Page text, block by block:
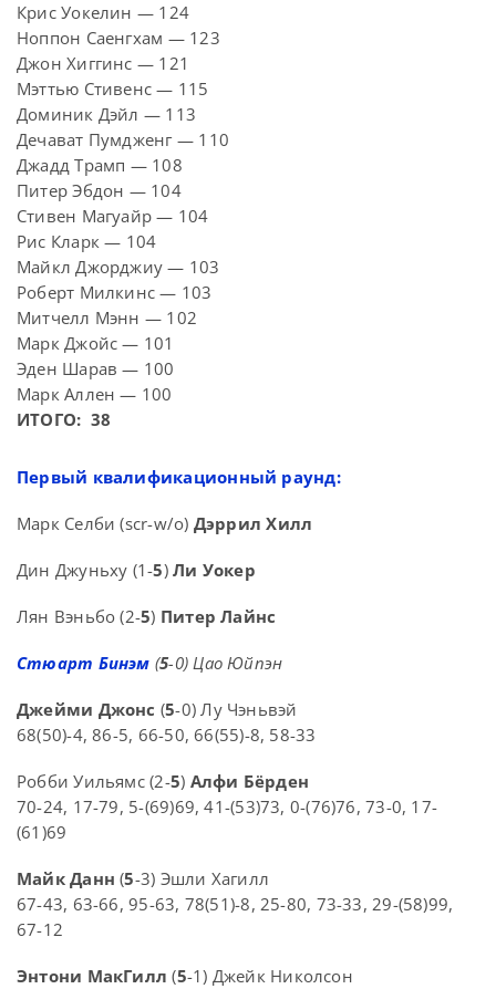
Крис Уокелин — 124
Ноппон Саенгхам — 123
Джон Хиггинс — 121
Мэттью Стивенс — 115
Доминик Дэйл — 113
Дечават Пумдженг — 110
Джадд Трамп — 108
Питер Эбдон — 104
Стивен Магуайр — 104
Рис Кларк — 104
Майкл Джорджиу — 103
Роберт Милкинс — 103
Митчелл Мэнн — 102
Марк Джойс — 101
Эден Шарав — 100
Марк Аллен — 100
ИТОГО: 38
Первый квалификационный раунд:
Марк Селби (scr-w/o) Дэррил Хилл
Дин Джуньху (1-5)Ли Уокер
Лян Вэньбо (2-5) Питер Лайнс
Стюарт Бинэм (5-0) Цао Юйпэн
Джейми Джонс (5-0) Лу Чэньвэй
68(50)-4, 86-5, 66-50, 66(55)-8, 58-33
Робби Уильямс (2-5) Алфи Бёрден
70-24, 17-79, 5-(69)69, 41-(53)73, 0-(76)76, 73-0, 17-
(61)69
Майк Данн (5-3) Эшли Хагилл
67-43, 63-66, 95-63, 78(51)-8, 25-80, 73-33, 29-(58)99,
67-12
Энтони МакГилл (5-1) Джейк Николсон